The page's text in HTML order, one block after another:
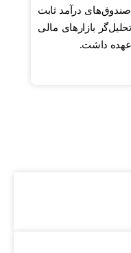
درآمد ثابت
بازارهای مالی
داشت.